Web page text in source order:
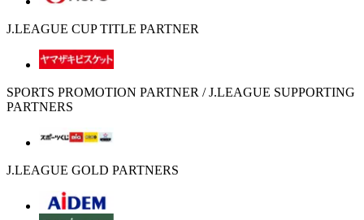
J.LEAGUE CUP TITLE PARTNER
SPORTS PROMOTION PARTNER / J.LEAGUE SUPPORTING
PARTNERS
J.LEAGUE GOLD PARTNERS